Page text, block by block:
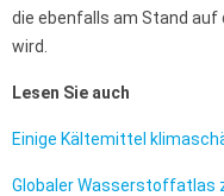
die ebenfalls am Stand auf
wird.
Lesen Sie auch
Einige Kältemittel
Globaler Wasserstoffatlas